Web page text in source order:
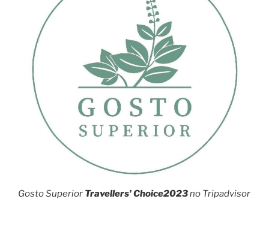
Gosto Superior Travellers' Choice2023no Tripadvisor